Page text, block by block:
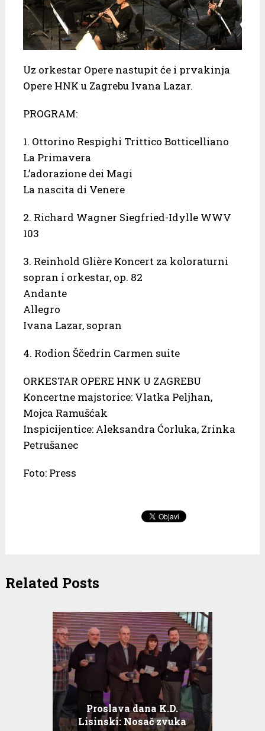
Uz orkestar Opere nastupit će i prvakinja
Opere HNK u Zagrebu Ivana Lazar.
PROGRAM:
1. Ottorino Respighi Trittico Botticelliano
La Primavera
L’adorazione dei Magi
La nascita di Venere
2. Richard Wagner Siegfried-Idylle WWV
103
3. Reinhold Glière Koncert za koloraturni
sopran i orkestar, op. 82
Andante
Allegro
Ivana Lazar, sopran
4. Rodion Ščedrin Carmen suite
ORKESTAR OPERE HNK U ZAGREBU
Koncertne majstorice: Vlatka Peljhan,
Mojca Ramušćak
Inspicijentice: Aleksandra Ćorluka, Zrinka
Petrušanec
Foto: Press
Related Posts
Proslava dana K.D.
Lisinski: Nosač zvuka